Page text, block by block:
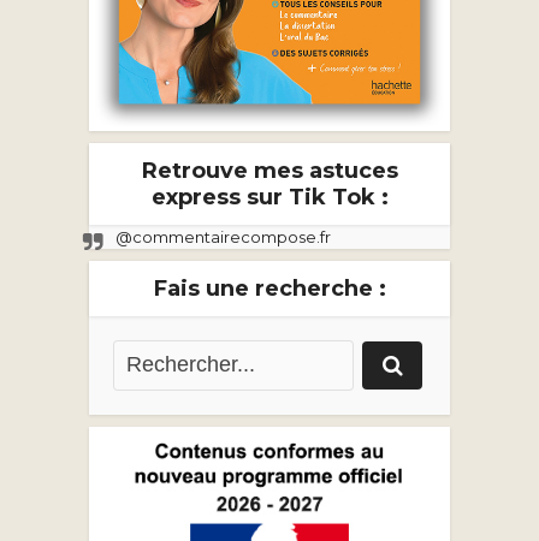
Retrouve mes astuces
express sur Tik Tok :
@commentairecompose.fr
Fais une recherche :